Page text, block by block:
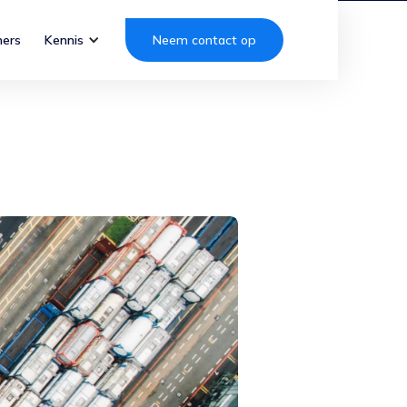
Kennis Neem contact op